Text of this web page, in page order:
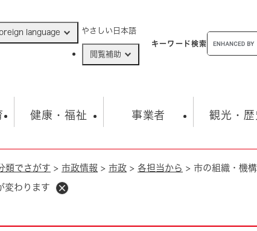
language やさしい日本語
閲覧補助
キーワード検索
民票・戸籍
急・消防
子育て
健康・福祉
福祉・健康・生活 生涯学習・スポー
事業者
入札・契約情報
環境
観光・歴
観光 観光スポット
市の概要 総合
市政 職員
オープンデー
類でさがす > 市政情報 > 市政 > 各担当から > 市の組織・機
変わります